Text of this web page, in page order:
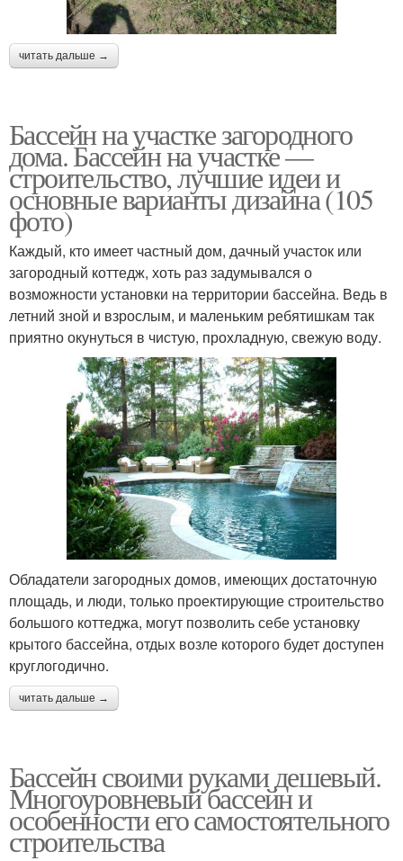
читать дальше →
Бассейн на участке загородного
дома. Бассейн на участке —
строительство, лучшие идеи и
основные варианты дизайна (105
фото)
Каждый, кто имеет частный дом, дачный участок или
загородный коттедж, хоть раз задумывался о
возможности установки на территории бассейна. Ведь в
летний зной и взрослым, и маленьким ребятишкам так
приятно окунуться в чистую, прохладную, свежую воду.
Обладатели загородных домов, имеющих достаточную
площадь, и люди, только проектирующие строительство
большого коттеджа, могут позволить себе установку
крытого бассейна, отдых возле которого будет доступен
круглогодично.
читать дальше →
Бассейн своими руками дешевый.
Многоуровневый бассейн и
особенности его самостоятельного
строительства